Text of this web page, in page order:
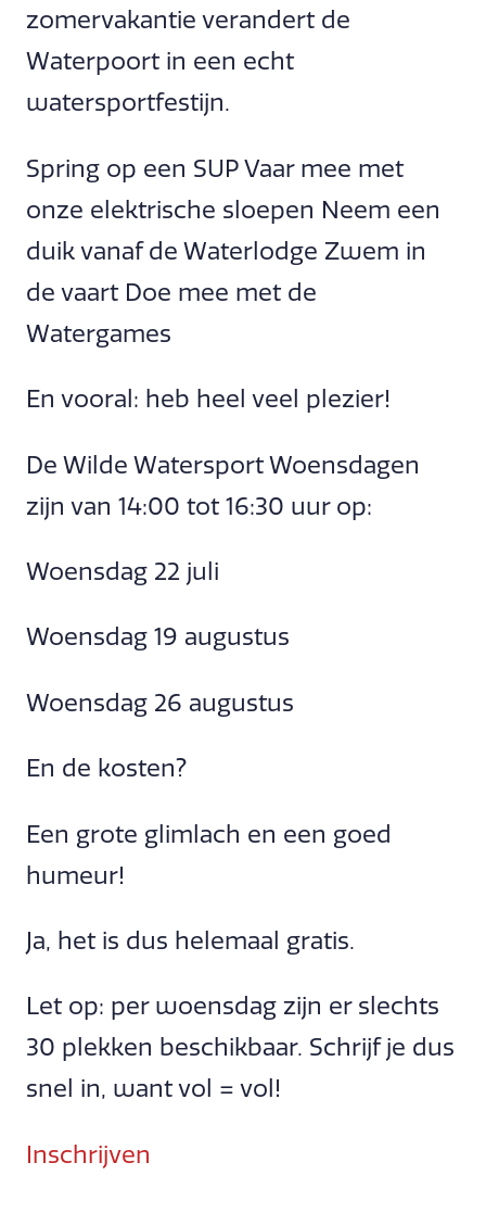
zomervakantie verandert de
Waterpoort in een echt
watersportfestijn.
Spring op een SUP Vaar mee met
onze elektrische sloepen Neem een
duik vanaf de Waterlodge Zwem in
de vaart Doe mee met de
Watergames
En vooral: heb heel veel plezier!
De Wilde Watersport Woensdagen
zijn van 14:00 tot 16:30 uur op:
Woensdag 22 juli
Woensdag 19 augustus
Woensdag 26 augustus
En de kosten?
Een grote glimlach en een goed
humeur!
Ja, het is dus helemaal gratis.
Let op: per woensdag zijn er slechts
30 plekken beschikbaar. Schrijf je dus
snel in, want vol = vol!
Inschrijven